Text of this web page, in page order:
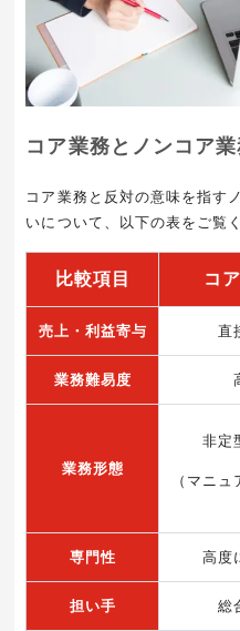
コア業務とノンコア
コア業務と反対の意味を指す
いについて、以下の表をご覧
比較項目 コ
売上・利益寄与 直
業務難易度
業務形態
非定
（マニュ
専門性 高度
担い手 総